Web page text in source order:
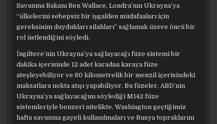
Savunma Bakanı Ben Wallace, Londra’nın Ukrayna’ya
“ülkelerini sebepsiz bir işgalden müdafaaları için
gereksinim duydukları silahları” sağlamak üzere öncü bir
rol üstlendiğini söyledi.
İngiltere’nin Ukrayna’ya sağlayacağı füze sistemi bir
dakika içerisinde 12 adet karadan karaya füze
ateşleyebiliyor ve 80 kilometrelik bir menzil içerisindeki
maksatlara nokta atışı yapabiliyor. Bu füzeler, ABD’nin
Ukrayna’ya sağlayacağını söylediği M142 füze
sistemleriyle benzeri nitelikte. Washington geçtiğimiz
hafta savunma gayeli kullanılmaları ve Rusya topraklarını